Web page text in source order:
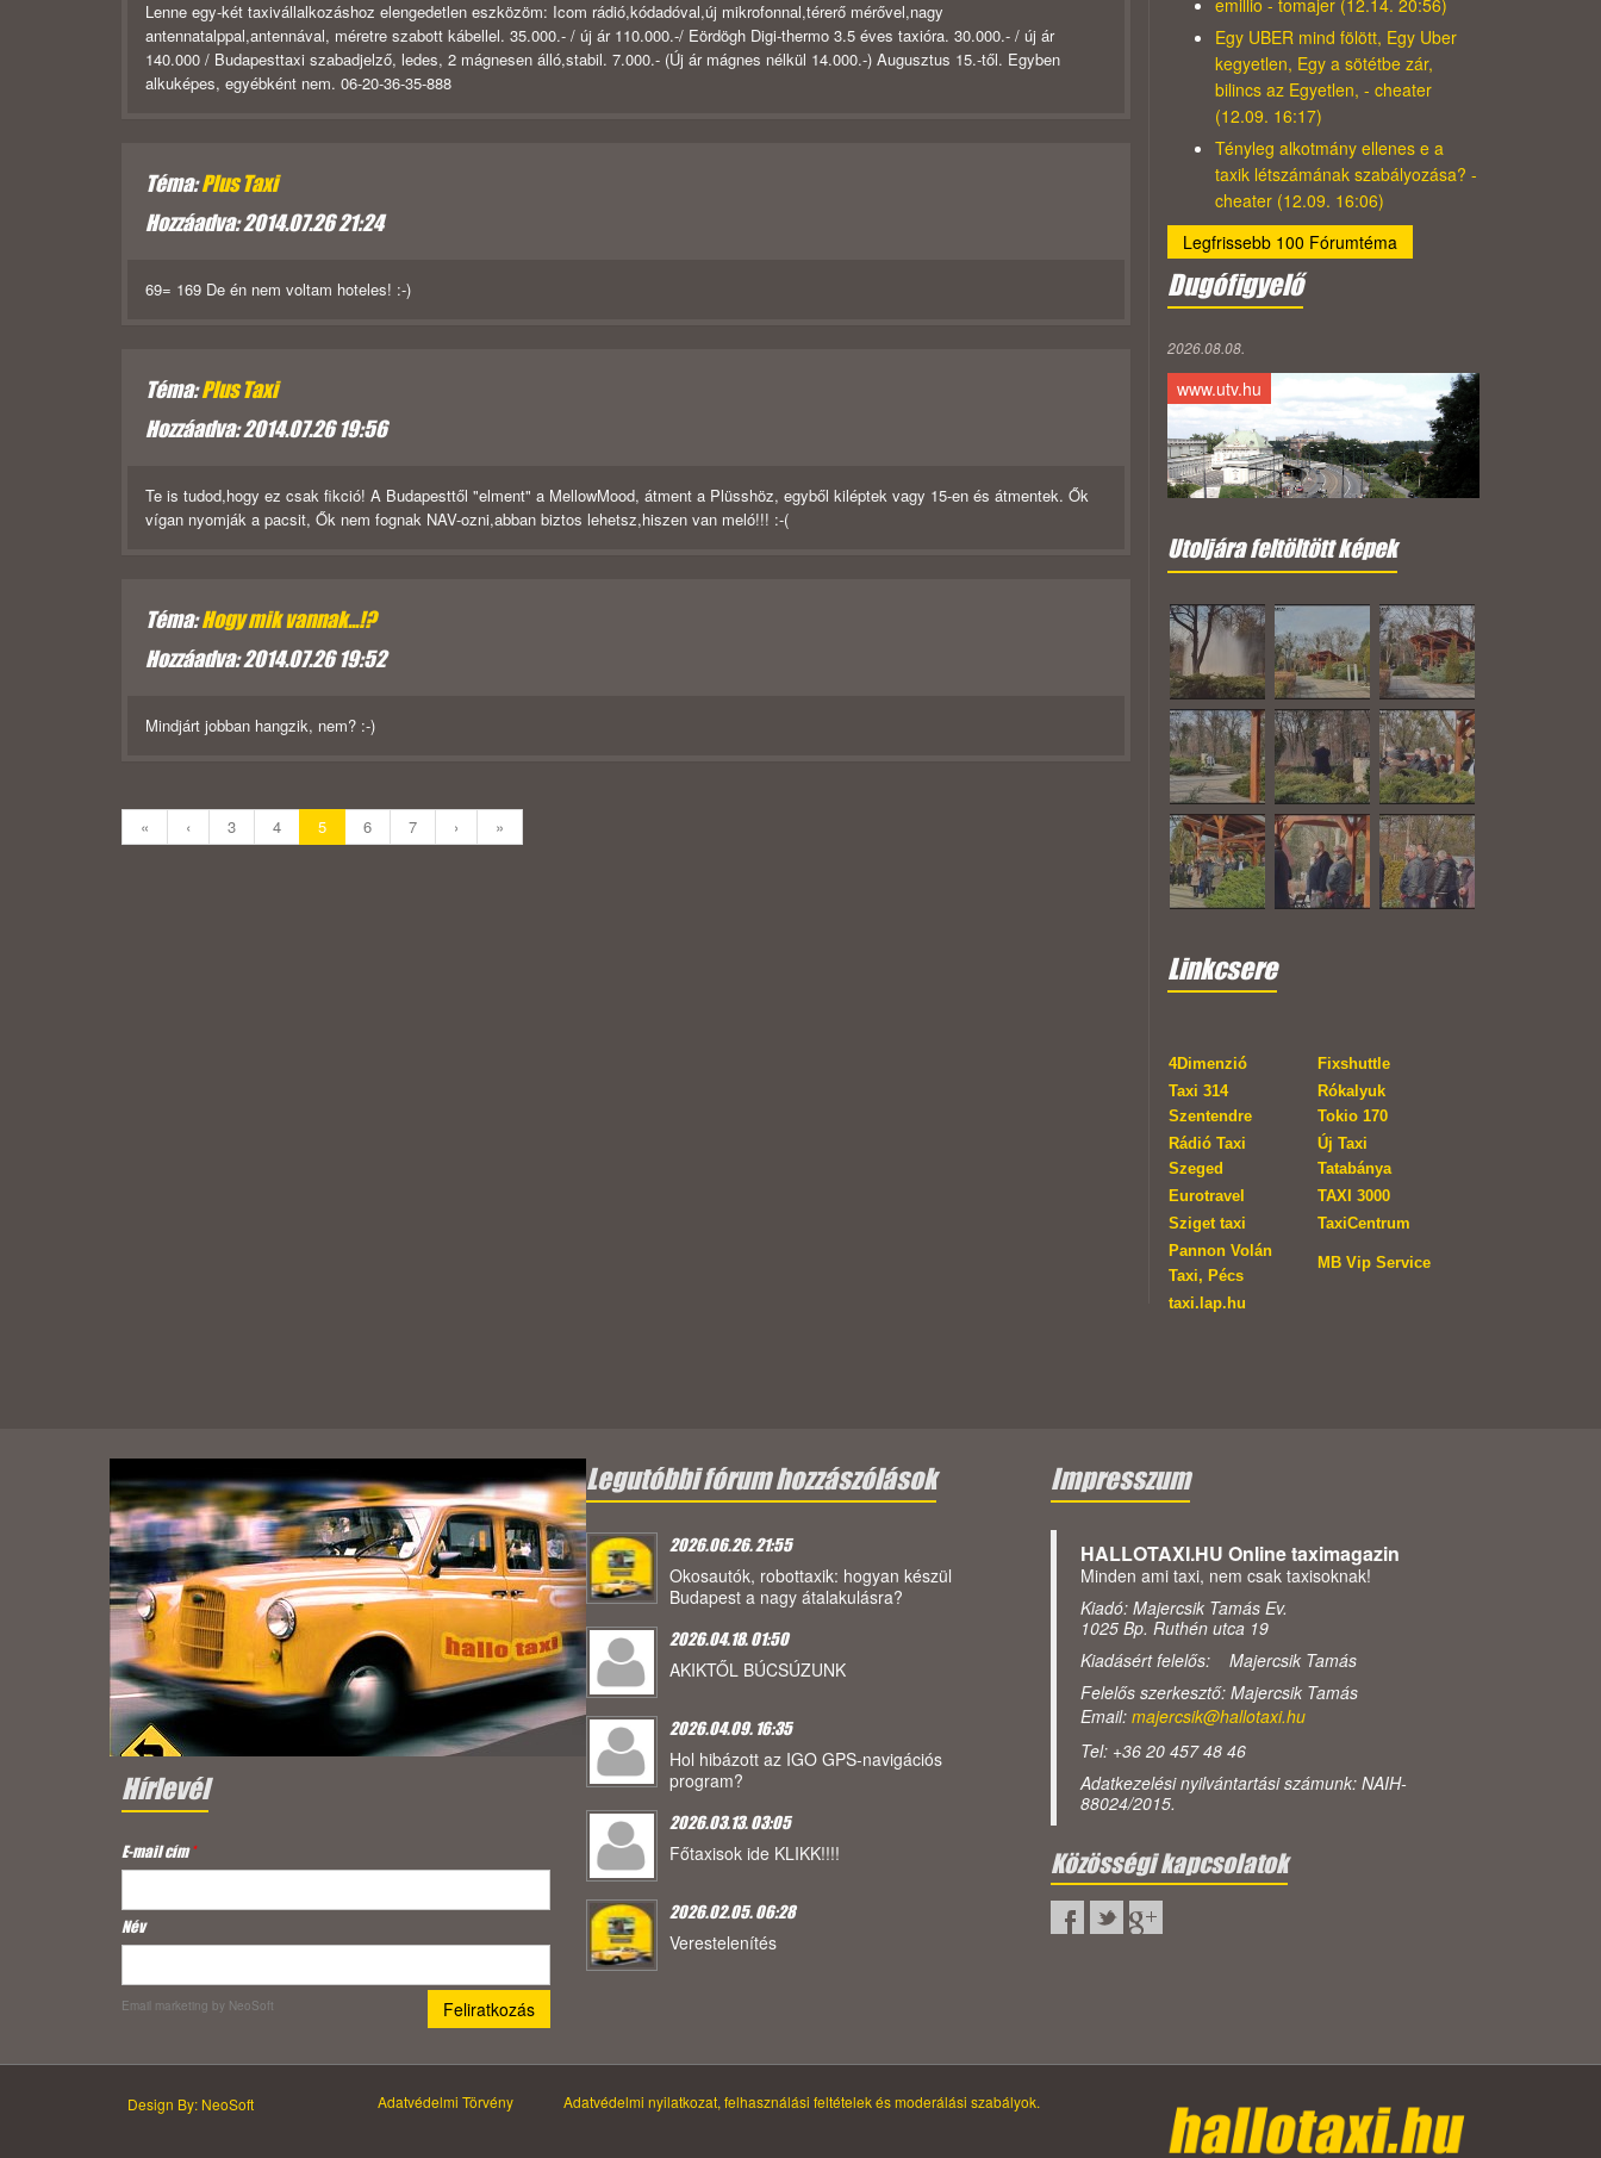
Lenne egy-két taxivállalkozáshoz elengedetlen eszközöm: Icom rádió,kódadóval,új mikrofonnal,térerő mérővel,nagy
antennatalppal,antennával, méretre szabott kábellel. 35.000.- / új ár 110.000.-/ Eördögh Digi-thermo 3.5 éves taxióra. 30.000.- / új ár
140.000 / Budapesttaxi szabadjelző, ledes, 2 mágnesen álló,stabil. 7.000.- (Új ár mágnes nélkül 14.000.-) Augusztus 15.-től. Egyben
alkuképes, egyébként nem. 06-20-36-35-888
Téma:Plus Taxi
Hozzáadva: 2014.07.26 21:24
69= 169 De én nem voltam hoteles! :-)
Téma:Plus Taxi
Hozzáadva: 2014.07.26 19:56
Te is tudod,hogy ez csak fikció! A Budapesttől "elment" a MellowMood, átment a Plüsshöz, egyből kiléptek vagy 15-en és átmentek. Ők
vígan nyomják a pacsit, Ők nem fognak NAV-ozni,abban biztos lehetsz,hiszen van meló!!! :-(
Téma:Hogy mik vannak...!?
Hozzáadva: 2014.07.26 19:52
Mindjárt jobban hangzik, nem? :-)
« ‹ 3 4 5 6 7 › »
emillio - tomajer (12.14. 20:56)
Egy UBER mind fölött, Egy Uber
kegyetlen, Egy a sötétbe zár,
bilincs az Egyetlen, - cheater
(12.09. 16:17)
Tényleg alkotmány ellenes e a
taxik létszámának szabályozása? -
cheater (12.09. 16:06)
Legfrissebb 100 Fórumtéma
Dugófigyelő
2026.08.08.
www.utv.hu
Utoljára feltöltött képek
Linkcsere
4Dimenzió
Fixshuttle
Taxi 314
Szentendre
Rókalyuk
Tokio 170
Rádió Taxi
Szeged
Új Taxi
Tatabánya
Eurotravel
TAXI 3000
Sziget taxi
TaxiCentrum
Pannon Volán
Taxi, Pécs
MB Vip Service
taxi.lap.hu
Hírlevél
E-mail cím*
Név
Email marketing by NeoSoft
Legutóbbi fórum hozzászólások
2026.06.26. 21:55
Okosautók, robottaxik: hogyan készül
Budapest a nagy átalakulásra?
2026.04.18. 01:50
AKIKTŐL BÚCSÚZUNK
2026.04.09. 16:35
Hol hibázott az IGO GPS-navigációs
program?
2026.03.13. 03:05
Főtaxisok ide KLIKK!!!!
2026.02.05. 06:28
Verestelenítés
Impresszum
HALLOTAXI.HU Online taximagazin
Minden ami taxi, nem csak taxisoknak!
Kiadó: Majercsik Tamás Ev.
1025 Bp. Ruthén utca 19
Kiadásért felelős: Majercsik Tamás
Felelős szerkesztő: Majercsik Tamás
Email: majercsik@hallotaxi.hu
Tel: +36 20 457 48 46
Adatkezelési nyilvántartási számunk: NAIH-
88024/2015.
Közösségi kapcsolatok
Design By: NeoSoft Adatvédelmi Törvény Adatvédelmi nyilatkozat, felhasználási feltételek és moderálási szabályok.